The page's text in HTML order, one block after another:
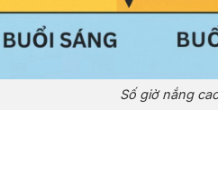
Số giờ nắng